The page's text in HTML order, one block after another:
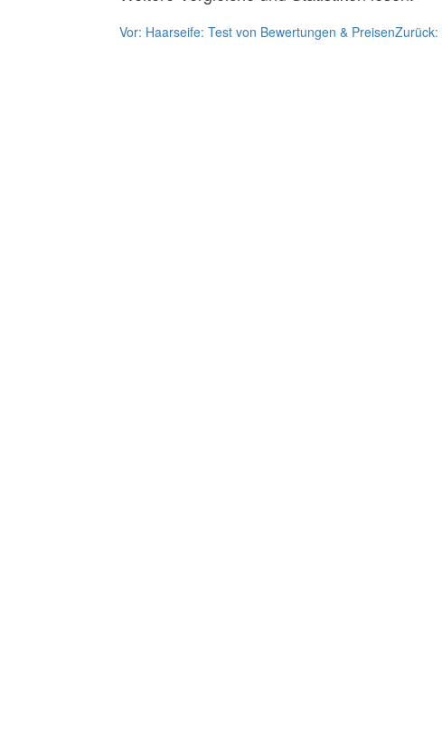
Vor: Haarseife: Test von Bewertungen & PreisenZurück: